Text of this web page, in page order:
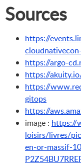
Sources
https://
https://argo-
https://
https://
gitops
https://
image : https://
loisirs/livres/
en-or-massif-